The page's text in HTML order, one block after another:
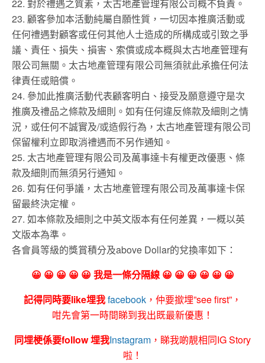
22. 對於禮遇之質素，太古地產管理有限公司概不負責。
23. 顧客參加本活動純屬自願性質，一切因本推廣活動或
任何禮遇對顧客或任何其他人士造成的所構成或引致之爭
議、責任、損失、損害、索償或成本概與太古地產管理有
限公司無關。太古地產管理有限公司無須就此承擔任何法
律責任或賠償。
24. 參加此推廣活動代表顧客明白、接受及願意遵守是次
推廣及禮品之條款及細則。如有任何違反條款及細則之情
況，或任何不誠實及/或造假行為，太古地產管理有限公司
保留權利立即取消禮遇而不另作通知。
25. 太古地產管理有限公司及萬事達卡有權更改優惠、條
款及細則而無須另行通知。
26. 如有任何爭議，太古地產管理有限公司及萬事達卡保
留最終決定權。
27. 如本條款及細則之中英文版本有任何差異，一概以英
文版本為準。
各會員等級的獎賞積分及above Dollar的兌換率如下：
😀 😀 😀 😀 😀 我是一條分隔線 😀 😀 😀 😀 😀 😀
記得同時要like埋我facebook ，仲要撳埋”see first”，
咁先會第一時間睇到我出既最新優惠！
同埋梗係要follow 埋我Instagram ，睇我啲靚相同IG Story
啦！